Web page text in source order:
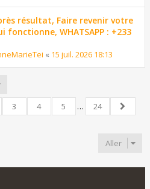
résultat, Faire revenir votre
WHATSAPP : +233
« 15 juil. 2026 18:13
3 4 5 …
24
Suivant
Aller